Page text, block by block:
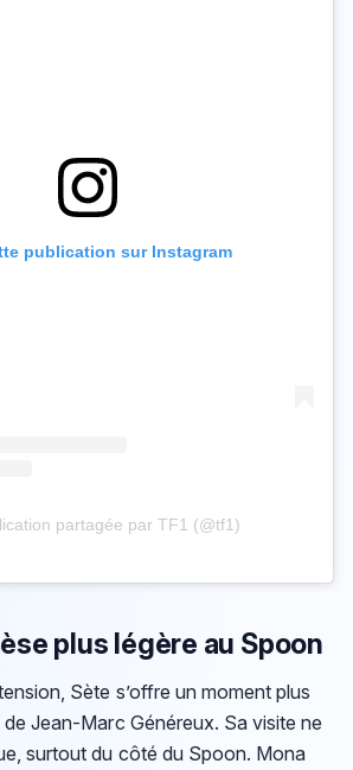
publication sur Instagram
partagée par TF1 (@tf1)
plus légère au Spoon
Sète s’offre un moment plus
de Jean-Marc Généreux. Sa visite ne
surtout du côté du Spoon. Mona